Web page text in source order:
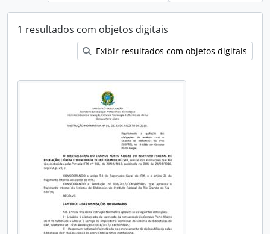
1 resultados com objetos digitais
Exibir resultados com objetos digitais